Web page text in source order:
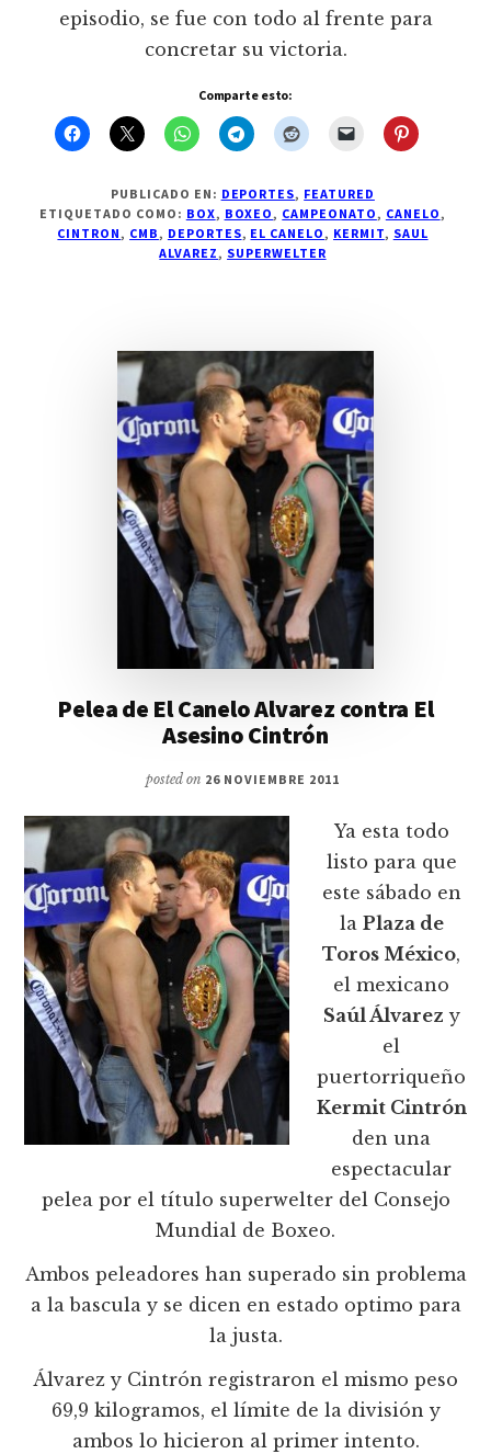
episodio, se fue con todo al frente para
concretar su victoria.
Comparte esto:
PUBLICADO EN: DEPORTES, FEATURED
ETIQUETADO COMO: BOX, BOXEO, CAMPEONATO, CANELO,
CINTRON, CMB, DEPORTES, EL CANELO, KERMIT, SAUL
ALVAREZ, SUPERWELTER
Pelea de El Canelo Alvarez contra El
Asesino Cintrón
posted on 26 NOVIEMBRE 2011
Ya esta todo
listo para que
este sábado en
la Plaza de
Toros México,
el mexicano
Saúl Álvarez y
el
puertorriqueño
Kermit Cintrón
den una
espectacular
pelea por el título superwelter del Consejo
Mundial de Boxeo.
Ambos peleadores han superado sin problema
a la bascula y se dicen en estado optimo para
la justa.
Álvarez y Cintrón registraron el mismo peso
69,9 kilogramos, el límite de la división y
ambos lo hicieron al primer intento.